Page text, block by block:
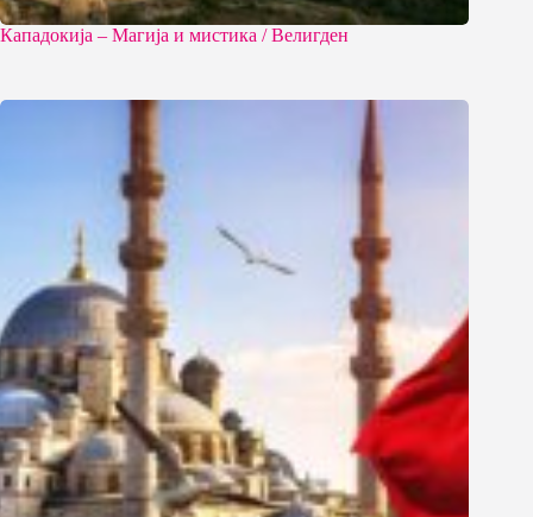
Кападокија – Магија и мистика / Велигден